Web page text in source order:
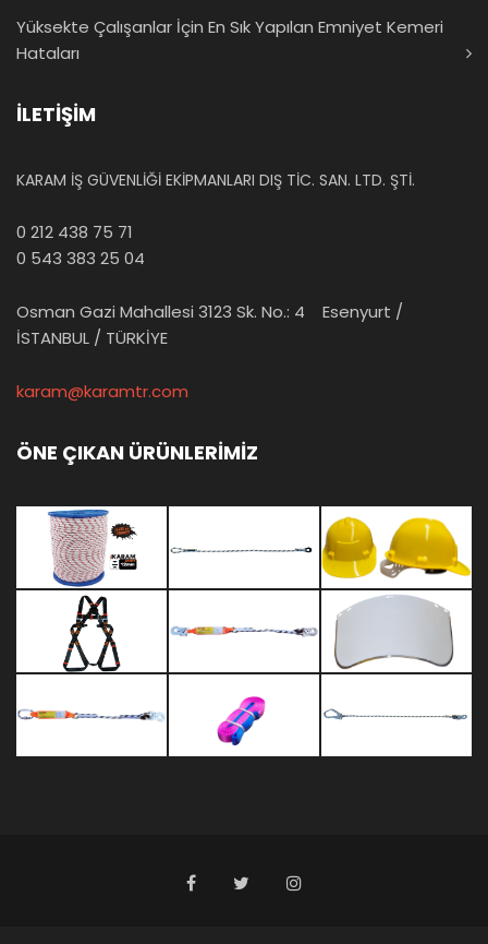
Yüksekte Çalışanlar İçin En Sık Yapılan Emniyet Kemeri
Hataları
İLETİŞİM
KARAM İŞ GÜVENLİĞİ EKİPMANLARI DIŞ TİC. SAN. LTD. ŞTİ.
0 212 438 75 71
0 543 383 25 04
Osman Gazi Mahallesi 3123 Sk. No.: 4 Esenyurt /
İSTANBUL / TÜRKİYE
karam@karamtr.com
ÖNE ÇIKAN ÜRÜNLERİMİZ